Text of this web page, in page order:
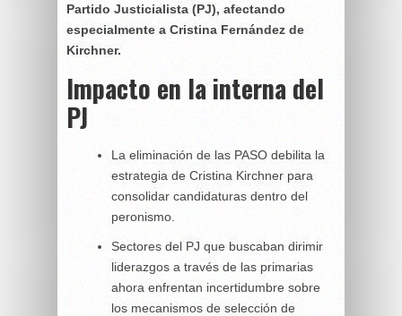
Partido Justicialista (PJ), afectando
especialmente a Cristina Fernández de
Kirchner.
Impacto en la interna del
PJ
La eliminación de las PASO debilita la
estrategia de Cristina Kirchner para
consolidar candidaturas dentro del
peronismo.
Sectores del PJ que buscaban dirimir
liderazgos a través de las primarias
ahora enfrentan incertidumbre sobre
los mecanismos de selección de